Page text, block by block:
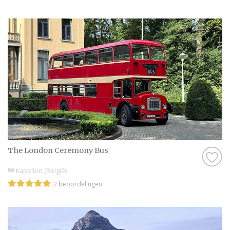
Wij wensen jullie veel plezier met het
plannen van deze bijzondere dag. Maak er
een geweldige tijd van en geniet van elk
moment!
The London Ceremony Bus
Kapellen (België)
2 beoordelingen